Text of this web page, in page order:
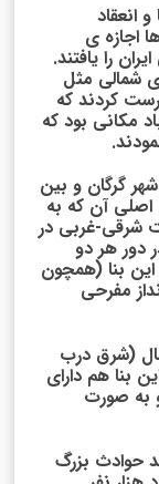
انعقاد
اجازه ی
را یافتند.
شمالی مثل
کردند که
مکانی بود که
در مرکز شهر گرگان و بین
اصلی آن که به
شرقی-غربی در
دور هر دو
بنا (همچون
مفرحی
(شرق درب
بنا هم دارای
به صورت
حوادث بزرگ